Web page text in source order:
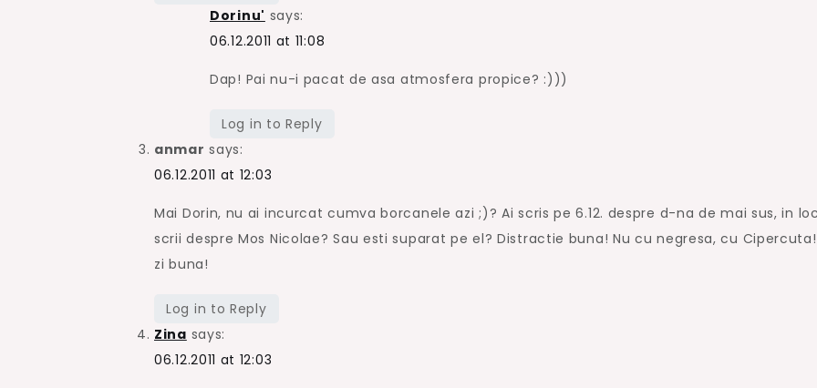
Dorinu' says:
06.12.2011 at 11:08
Dap! Pai nu-i pacat de asa atmosfera propice? :)))
Log in to Reply
anmar says:
06.12.2011 at 12:03
Mai Dorin, nu ai incurcat cumva borcanele azi ;)? Ai scris pe 6.12. despre d-na de mai sus, in
scrii despre Mos Nicolae? Sau esti suparat pe el? Distractie buna! Nu cu negresa, cu
zi buna!
Log in to Reply
Zina says:
06.12.2011 at 12:03